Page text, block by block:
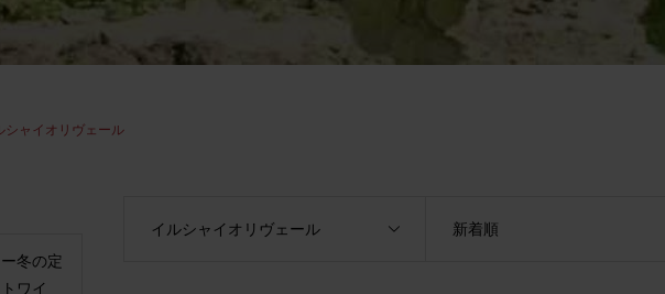
シャイオリヴェール
イルシャイオリヴェール 新着順
冬の定
ワイ